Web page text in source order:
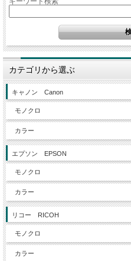
カテゴリから選ぶ
キャノン Canon
モノクロ
カラー
エプソン EPSON
モノクロ
カラー
リコー RICOH
モノクロ
カラー